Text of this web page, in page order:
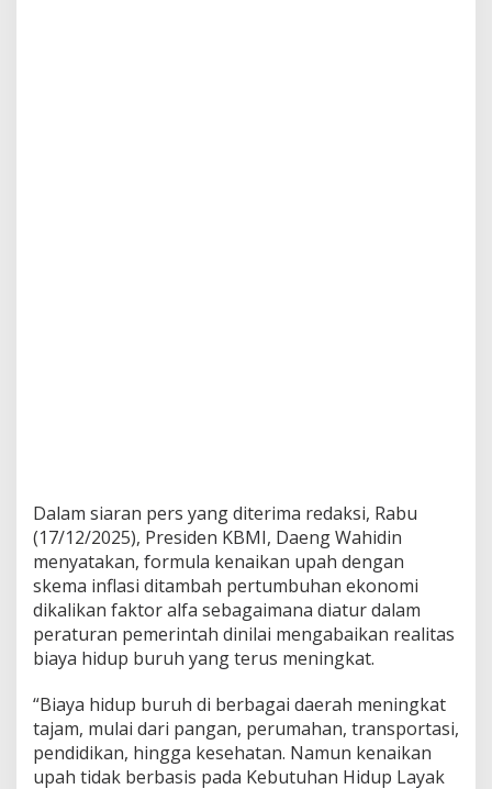
Dalam siaran pers yang diterima redaksi, Rabu
(17/12/2025), Presiden KBMI, Daeng Wahidin
menyatakan, formula kenaikan upah dengan
skema inflasi ditambah pertumbuhan ekonomi
dikalikan faktor alfa sebagaimana diatur dalam
peraturan pemerintah dinilai mengabaikan realitas
biaya hidup buruh yang terus meningkat.
“Biaya hidup buruh di berbagai daerah meningkat
tajam, mulai dari pangan, perumahan, transportasi,
pendidikan, hingga kesehatan. Namun kenaikan
upah tidak berbasis pada Kebutuhan Hidup Layak